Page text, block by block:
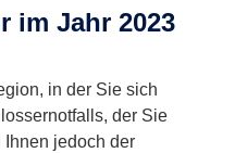
im Jahr 2023
in der Sie sich
der Sie
Ihnen jedoch der